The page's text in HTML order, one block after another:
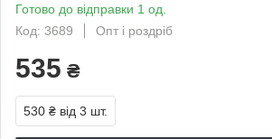
Готово до відправки 1 од.
Код: 3689
Опт і роздріб
535 ₴
530 ₴ від 3 шт.